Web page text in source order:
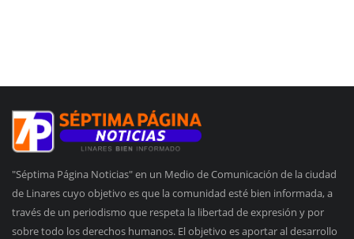
"Séptima Página Noticias" en un Medio de Comunicación de la ciudad
de Linares cuyo objetivo es que la comunidad esté bien informada, a
través de un periodismo que respeta la libertad de expresión y por
sobre todo los derechos humanos. El objetivo es aportar al desarrollo